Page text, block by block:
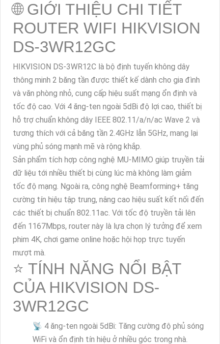
🌐 GIỚI THIỆU CHI TIẾT
ROUTER WIFI HIKVISION
DS-3WR12GC
HIKVISION DS-3WR12C là bộ định tuyến không dây
thông minh 2 băng tần được thiết kế dành cho gia đình
và văn phòng nhỏ, cung cấp hiệu suất mạng ổn định và
tốc độ cao. Với 4 ăng-ten ngoài 5dBi độ lợi cao, thiết bị
hỗ trợ chuẩn không dây IEEE 802.11/a/n/ac Wave 2 và
tương thích với cả băng tần 2.4GHz lẫn 5GHz, mang lại
vùng phủ sóng mạnh mẽ và rộng khắp.
Sản phẩm tích hợp công nghệ MU-MIMO giúp truyền tải
dữ liệu tới nhiều thiết bị cùng lúc mà không làm giảm
tốc độ mạng. Ngoài ra, công nghệ Beamforming+ tăng
cường tín hiệu tập trung, nâng cao hiệu suất kết nối đến
các thiết bị chuẩn 802.11ac. Với tốc độ truyền tải lên
đến 1167Mbps, router này là lựa chọn lý tưởng để xem
phim 4K, chơi game online hoặc hội họp trực tuyến
mượt mà.
⭐ TÍNH NĂNG NỔI BẬT
CỦA HIKVISION DS-
3WR12GC
📡 4 ăng-ten ngoài 5dBi: Tăng cường độ phủ sóng
WiFi và ổn định tín hiệu ở nhiều góc trong nhà.